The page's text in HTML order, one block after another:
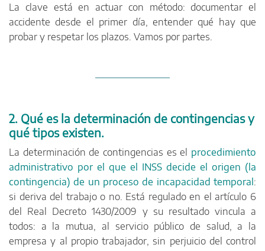
La clave está en actuar con método: documentar el
accidente desde el primer día, entender qué hay que
probar y respetar los plazos. Vamos por partes.
2. Qué es la determinación de contingencias y
qué tipos existen.
La determinación de contingencias es el procedimiento
administrativo por el que el INSS decide el origen (la
contingencia) de un proceso de incapacidad temporal :
si deriva del trabajo o no. Está regulado en el artículo 6
del Real Decreto 1430/2009 y su resultado vincula a
todos: a la mutua, al servicio público de salud, a la
empresa y al propio trabajador, sin perjuicio del control